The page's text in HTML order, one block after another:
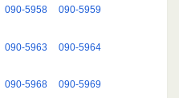
090-5958 090-5959
090-5963 090-5964
090-5968 090-5969